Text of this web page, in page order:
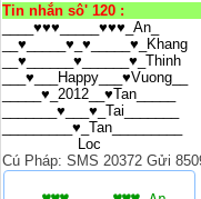
Tin nhắn sô' 120 :
____♥♥♥_____♥♥♥_An_
__♥_____♥_♥_____♥_Khang
__♥______♥______♥_Thinh
___♥___Happy___♥Vuong__
_____♥_2012__♥Tan_____
_______♥___♥_Tai_______
_________♥_Tan_________
Loc
Cú Pháp: SMS 20372 Gửi